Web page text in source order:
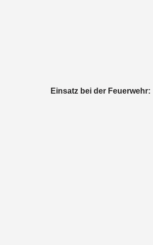
Einsatz bei der Feuerwehr: